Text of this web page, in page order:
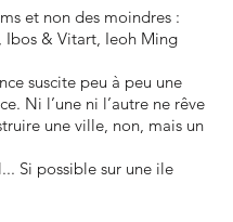
et non des moindres :
Ibos & Vitart, Ieoh Ming
suscite peu à peu une
Ni l’une ni l’autre ne rêve
une ville, non, mais un
Si possible sur une ile